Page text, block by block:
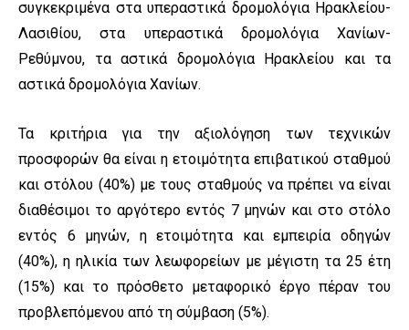
συγκεκριμένα στα υπεραστικά δρομολόγια Ηρακλείου-
Λασιθίου, στα υπεραστικά δρομολόγια Χανίων-
Ρεθύμνου, τα αστικά δρομολόγια Ηρακλείου και τα
αστικά δρομολόγια Χανίων.
Τα κριτήρια για την αξιολόγηση των τεχνικών
προσφορών θα είναι η ετοιμότητα επιβατικού σταθμού
και στόλου (40%) με τους σταθμούς να πρέπει να είναι
διαθέσιμοι το αργότερο εντός 7 μηνών και στο στόλο
εντός 6 μηνών, η ετοιμότητα και εμπειρία οδηγών
(40%), η ηλικία των λεωφορείων με μέγιστη τα 25 έτη
(15%) και το πρόσθετο μεταφορικό έργο πέραν του
προβλεπόμενου από τη σύμβαση (5%).